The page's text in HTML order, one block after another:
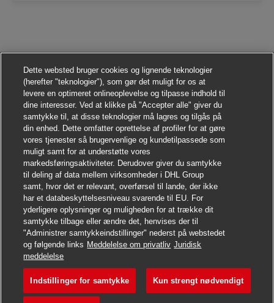
Søg jobbet
Gem job Postbote für Pakete und
Dette websted bruger cookies og lignende teknologier
(herefter "teknologier"), som gør det muligt for os at
levere en optimeret onlineoplevelse og tilpasse indhold til
dine interesser. Ved at klikke på "Accepter alle" giver du
samtykke til, at disse teknologier må lagres og tilgås på
din enhed. Dette omfatter oprettelse af profiler for at gøre
vores tjenester så brugervenlige og kundetilpassede som
muligt samt for at understøtte vores
markedsføringsaktiviteter. Derudover giver du samtykke
til deling af data mellem virksomheder i DHL Group
samt, hvor det er relevant, overførsel til lande, der ikke
har et databeskyttelsesniveau svarende til EU. For
yderligere oplysninger og muligheden for at trække dit
samtykke tilbage eller ændre det, henvises der til
"Administrer samtykkeindstillinger" nederst på webstedet
og følgende links Meddelelse om privatliv Juridisk
meddelelse
Indstillinger for samtykke Kun strengt nødvendigt